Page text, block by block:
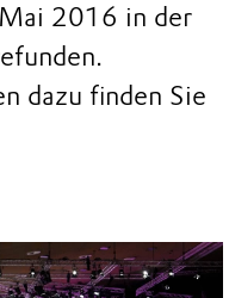
2016 in der
dazu finden Sie